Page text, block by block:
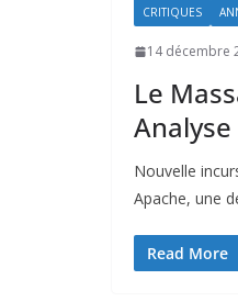
CRITIQUES
14 décembre
Le
Analyse
Nouvelle
Apache, une
Read More